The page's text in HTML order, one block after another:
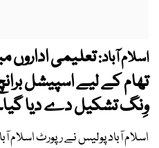
اسلام آباد:تعلیمی
تھام کے لیے اسپیشل
وِنگ تشکیل دے دیا
اسلام آباد پولیس نے رپورٹ اسلام